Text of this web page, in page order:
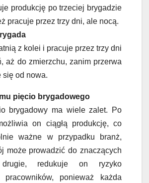
produkcję po trzeciej brygadzie
pracuje przez trzy dni, ale nocą.
z kolei i pracuje przez trzy dni
aż do zmierzchu, zanim przerwa
się od nowa.
pięcio brygadowego
brygadowy ma wiele zalet. Po
on ciągłą produkcję, co
ważne w przypadku branż,
może prowadzić do znaczących
redukuje on ryzyko
pracowników, ponieważ każda